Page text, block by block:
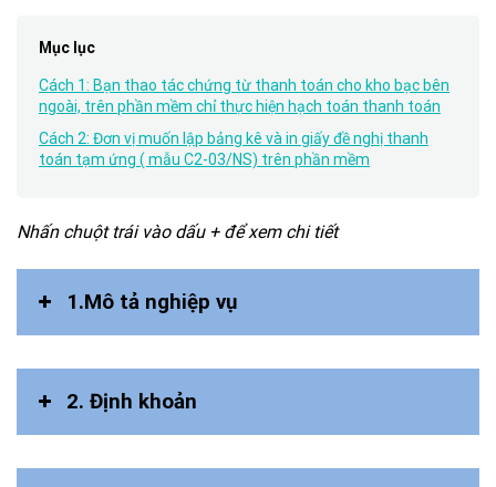
Mục lục
Cách 1: Bạn thao tác chứng từ thanh toán cho kho bạc bên
ngoài, trên phần mềm chỉ thực hiện hạch toán thanh toán
Cách 2: Đơn vị muốn lập bảng kê và in giấy đề nghị thanh
toán tạm ứng ( mẫu C2-03/NS) trên phần mềm
Nhấn chuột trái vào dấu + để xem chi tiết
1.Mô tả nghiệp vụ
2. Định khoản